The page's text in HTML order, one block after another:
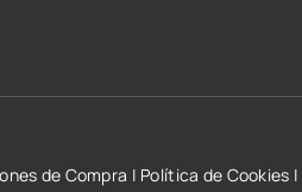
de Compra | Política de Cookies |